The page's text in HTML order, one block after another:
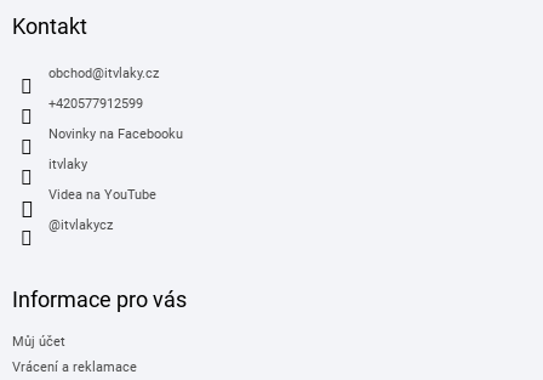
Kontakt
obchod@itvlaky.cz
+420577912599
Novinky na Facebooku
itvlaky
Videa na YouTube
@itvlakycz
Informace pro vás
Můj účet
Vrácení a reklamace